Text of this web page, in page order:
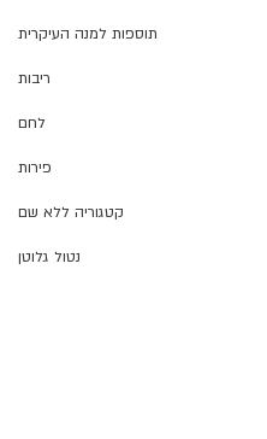
תוספות למנה העיקרית
ריבות
לחם
פירות
קטגוריה ללא שם
נטול גלוטן